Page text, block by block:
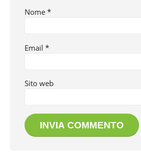
Nome *
Email *
Sito web